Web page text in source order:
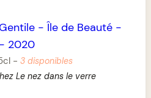
-Île de Beauté-
- 2020
- 3 disponibles
Le nez dans le verre